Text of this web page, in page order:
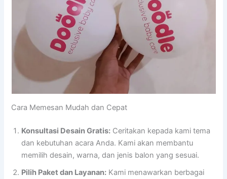
Cara Memesan Mudah dan Cepat
Konsultasi Desain Gratis: Ceritakan kepada kami tema
dan kebutuhan acara Anda. Kami akan membantu
memilih desain, warna, dan jenis balon yang sesuai.
Pilih Paket dan Layanan: Kami menawarkan berbagai